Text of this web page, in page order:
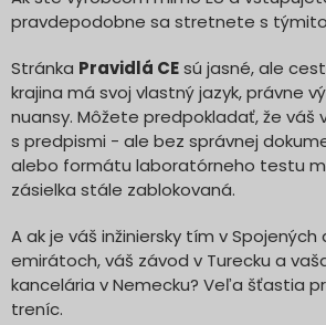
pravdepodobne sa stretnete s
Stránka Pravidlá CEsú jasné, ale
krajina má svoj vlastný jazyk, právne
nuansy. Môžete predpokladať, že váš
s predpismi - ale bez správnej
alebo formátu laboratórneho testu
zásielka stále zablokovaná.
A ak je váš inžiniersky tím v Spojených
emirátoch, váš závod v Turecku a
kancelária v Nemecku? Veľa šťastia
treníc.